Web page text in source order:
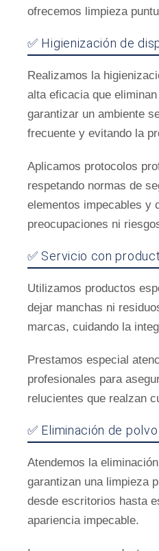
ofrecemos limpieza
✅ Higienización de
Realizamos la
alta eficacia que
garantizar un ambiente
frecuente y evitando la
Aplicamos protocolos
respetando normas de
elementos impecables y
preocupaciones ni
✅ Servicio con
Utilizamos productos
dejar manchas ni
marcas, cuidando la
Prestamos especial
profesionales para
relucientes que realzan
✅ Eliminación de
Atendemos la
garantizan una limpieza
desde escritorios hasta
apariencia impecable.